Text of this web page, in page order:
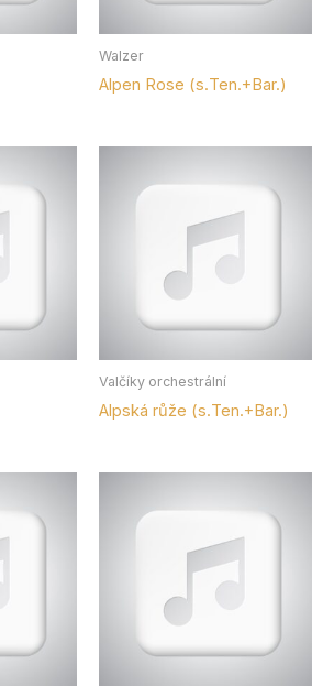
Walzer
Alpen Rose (s.Ten.+Bar.)
Valčíky orchestrální
Alpská růže (s.Ten.+Bar.)